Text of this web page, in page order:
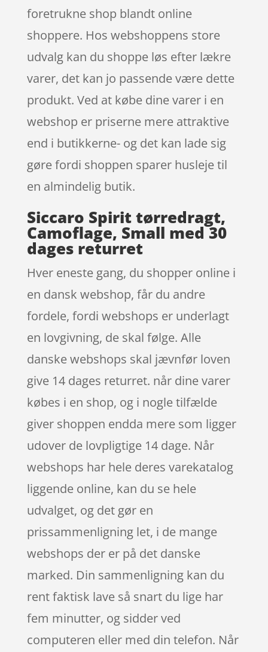
foretrukne shop blandt online
shoppere. Hos webshoppens store
udvalg kan du shoppe løs efter lækre
varer, det kan jo passende være dette
produkt. Ved at købe dine varer i en
webshop er priserne mere attraktive
end i butikkerne- og det kan lade sig
gøre fordi shoppen sparer husleje til
en almindelig butik.
Siccaro Spirit tørredragt,
Camoflage, Small med 30
dages returret
Hver eneste gang, du shopper online i
en dansk webshop, får du andre
fordele, fordi webshops er underlagt
en lovgivning, de skal følge. Alle
danske webshops skal jævnfør loven
give 14 dages returret. når dine varer
købes i en shop, og i nogle tilfælde
giver shoppen endda mere som ligger
udover de lovpligtige 14 dage. Når
webshops har hele deres varekatalog
liggende online, kan du se hele
udvalget, og det gør en
prissammenligning let, i de mange
webshops der er på det danske
marked. Din sammenligning kan du
rent faktisk lave så snart du lige har
fem minutter, og sidder ved
computeren eller med din telefon. Når